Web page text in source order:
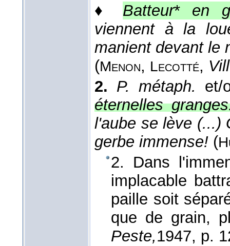
♦ Batteur* en
viennent à la
manient devant le
(Menon, Lecotté,
2. P. métaph.
éternelles
l'aube se lève (...)
gerbe immense! (
2. Dans
implacable
paille soit
que de grain,
Peste,1947, p.